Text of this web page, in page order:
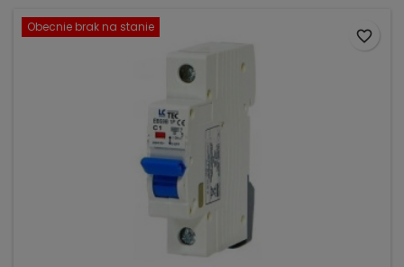
Obecnie brak na stanie
favorite_border